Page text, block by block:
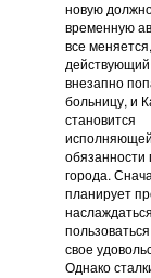
новую
временную
все
внезапно
больницу, и
становится
исполняющей
обязанности
города.
планирует
свое
Однако